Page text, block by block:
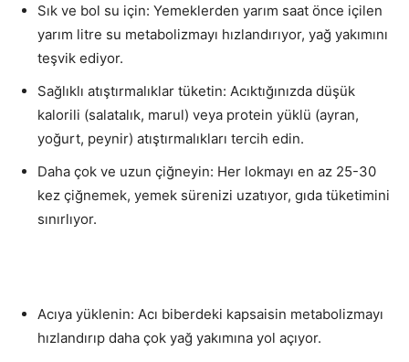
Sık ve bol su için: Yemeklerden yarım saat önce içilen
yarım litre su metabolizmayı hızlandırıyor, yağ yakımını
teşvik ediyor.
Sağlıklı atıştırmalıklar tüketin: Acıktığınızda düşük
kalorili (salatalık, marul) veya protein yüklü (ayran,
yoğurt, peynir) atıştırmalıkları tercih edin.
Daha çok ve uzun çiğneyin: Her lokmayı en az 25-30
kez çiğnemek, yemek sürenizi uzatıyor, gıda tüketimini
sınırlıyor.
Acıya yüklenin: Acı biberdeki kapsaisin metabolizmayı
hızlandırıp daha çok yağ yakımına yol açıyor.